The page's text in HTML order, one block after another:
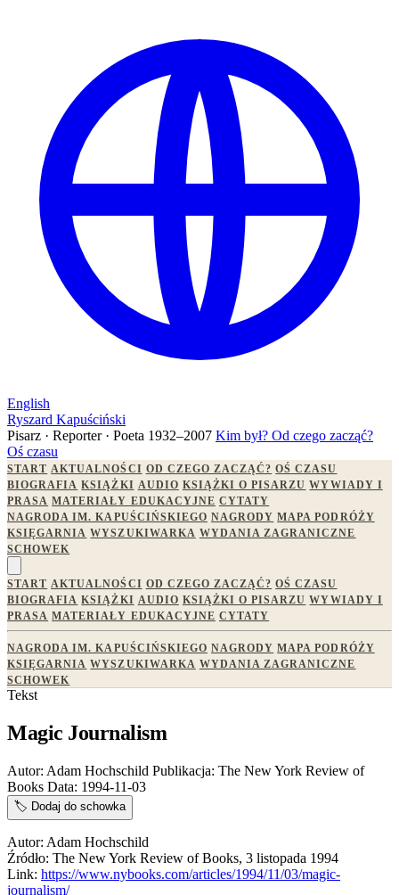
English
Ryszard Kapuściński
Pisarz · Reporter · Poeta 1932–2007 Kim był? Od czego zacząć?
Oś czasu
START AKTUALNOŚCI OD CZEGO ZACZĄĆ? OŚ CZASU
BIOGRAFIA KSIĄŻKI AUDIO KSIĄŻKI O PISARZU WYWIADY I
PRASA MATERIAŁY EDUKACYJNE CYTATY
NAGRODA IM. KAPUŚCIŃSKIEGO NAGRODY MAPA PODRÓŻY
KSIĘGARNIA WYSZUKIWARKA WYDANIA ZAGRANICZNE
SCHOWEK
START AKTUALNOŚCI OD CZEGO ZACZĄĆ? OŚ CZASU
BIOGRAFIA KSIĄŻKI AUDIO KSIĄŻKI O PISARZU WYWIADY I
PRASA MATERIAŁY EDUKACYJNE CYTATY
NAGRODA IM. KAPUŚCIŃSKIEGO NAGRODY MAPA PODRÓŻY
KSIĘGARNIA WYSZUKIWARKA WYDANIA ZAGRANICZNE
SCHOWEK
Tekst
Magic Journalism
Autor: Adam Hochschild Publikacja: The New York Review of
Books Data: 1994-11-03
🏷️ Dodaj do schowka
Autor: Adam Hochschild
Źródło: The New York Review of Books, 3 listopada 1994
Link: https://www.nybooks.com/articles/1994/11/03/magic-
journalism/